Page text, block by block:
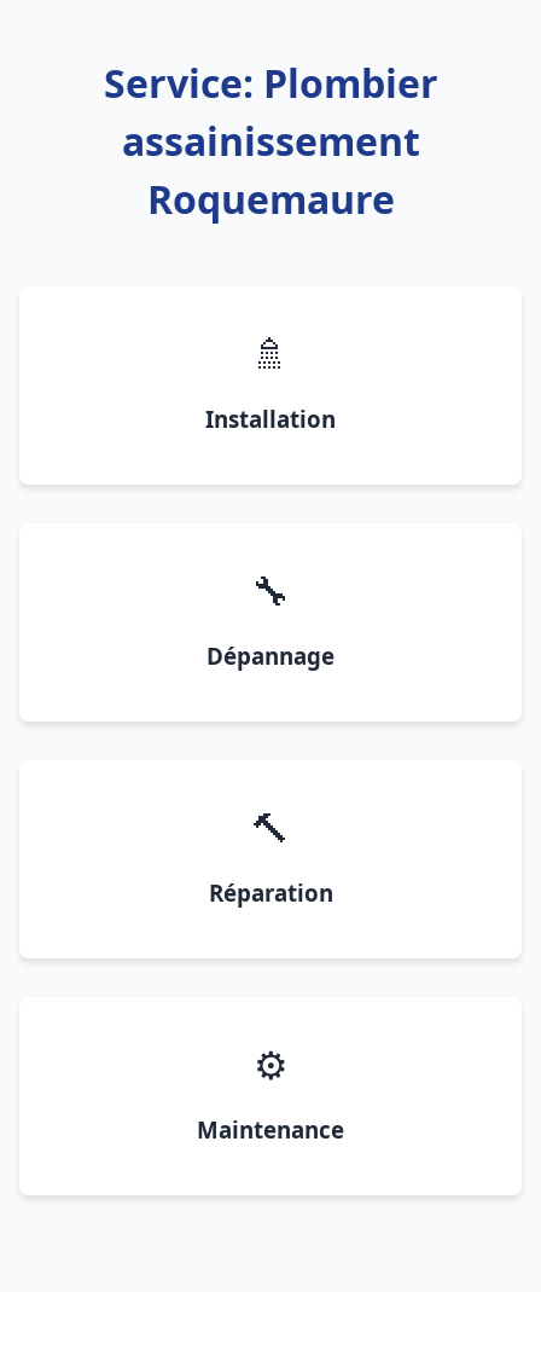
Service: Plombier
assainissement
Roquemaure
🚿
Installation
🔧
Dépannage
🔨
Réparation
⚙️
Maintenance